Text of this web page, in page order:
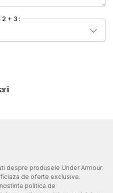
+ 3 :
despre produsele Under Armour.
de oferte exclusive.
politica de